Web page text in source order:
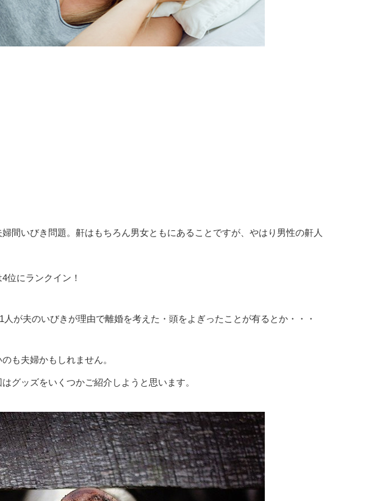
間いびき問題。鼾はもちろん男女ともにあることですが、やはり男性の鼾人
位にランクイン！
が夫のいびきが理由で離婚を考えた・頭をよぎったことが有るとか・・・
も夫婦かもしれません。
グッズをいくつかご紹介しようと思います。